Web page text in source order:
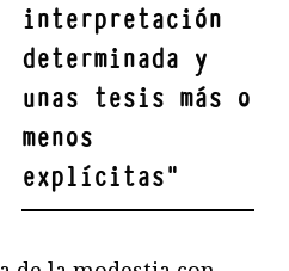
interpretación
determinada y
unas tesis más o
menos
explícitas"